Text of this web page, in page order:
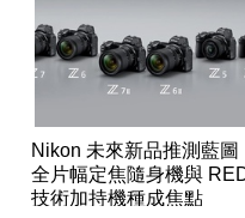
Nikon 未來新品推測藍圖
全片幅定焦隨身機與
技術加持機種成焦點